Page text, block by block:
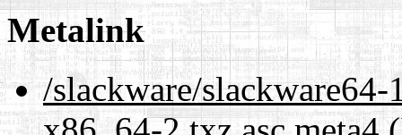
Metalink
/slackware/